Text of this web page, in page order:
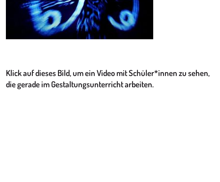
Klick auf dieses Bild, um ein Video mit Schüler*innen zu sehen,
die gerade im Gestaltungsunterricht arbeiten.